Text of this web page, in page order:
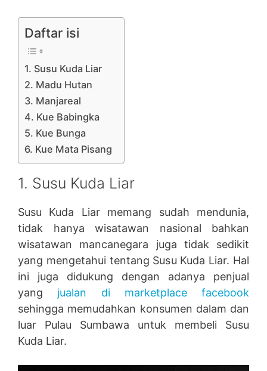
Daftar isi
1. Susu Kuda Liar
2. Madu Hutan
3. Manjareal
4. Kue Babingka
5. Kue Bunga
6. Kue Mata Pisang
1. Susu Kuda Liar
Susu Kuda Liar memang sudah mendunia,
tidak hanya wisatawan nasional bahkan
wisatawan mancanegara juga tidak sedikit
yang mengetahui tentang Susu Kuda Liar. Hal
ini juga didukung dengan adanya penjual
yang jualan di marketplace facebook
sehingga memudahkan konsumen dalam dan
luar Pulau Sumbawa untuk membeli Susu
Kuda Liar.